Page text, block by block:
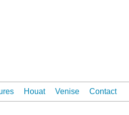
Houat Venise Contact